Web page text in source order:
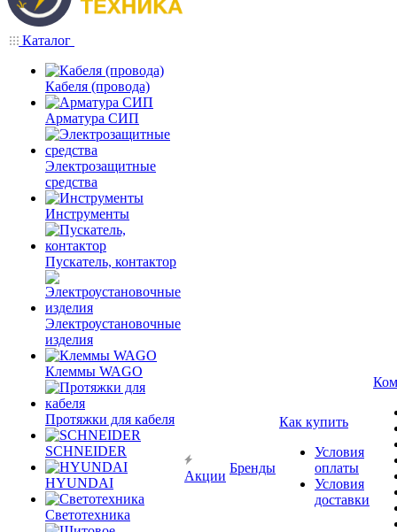
Каталог
Кабеля (провода)
Арматура СИП
Электрозащитные
средства
Инструменты
Пускатель, контактор
Электроустановочные
изделия
Клеммы WAGO
Протяжки для кабеля
SCHNEIDER
HYUNDAI
Светотехника
Акции
Бренды
Как купить
Условия
оплаты
Условия
доставки